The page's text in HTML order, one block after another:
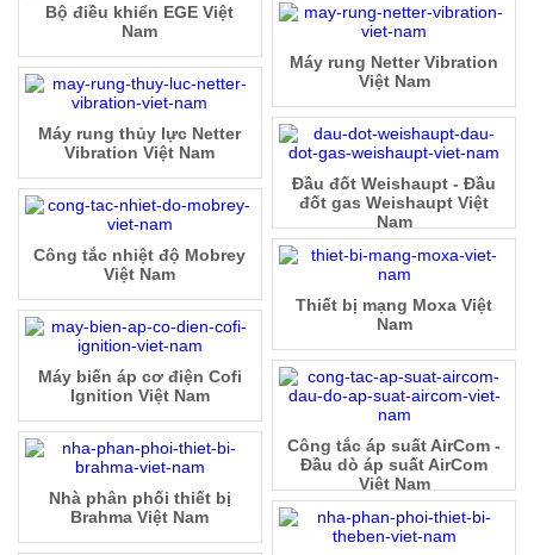
Bộ điều khiển EGE Việt
Nam
Máy rung Netter Vibration
Việt Nam
Máy rung thủy lực Netter
Vibration Việt Nam
Đầu đốt Weishaupt - Đầu
đốt gas Weishaupt Việt
Nam
Công tắc nhiệt độ Mobrey
Việt Nam
Thiết bị mạng Moxa Việt
Nam
Máy biến áp cơ điện Cofi
Ignition Việt Nam
Công tắc áp suất AirCom -
Đầu dò áp suất AirCom
Việt Nam
Nhà phân phối thiết bị
Brahma Việt Nam